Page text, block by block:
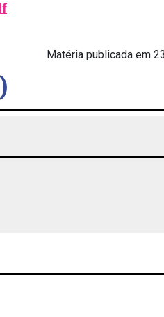
Matéria publicada em